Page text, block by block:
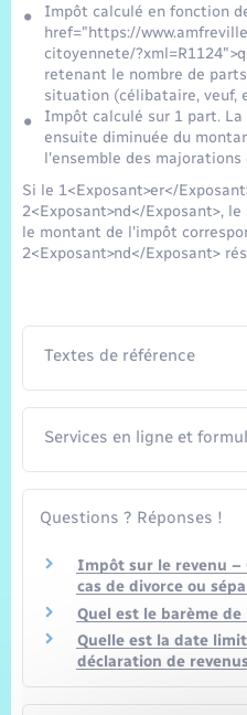
Impôt calculé en fonction
href="https://
citoyennete/
retenant le nombre de
situation (célibataire, veuf,
Impôt calculé sur 1 part.
ensuite diminuée du
l'ensemble des
Si le 1<Exposant>er</
2<Exposant>nd</Exposant>,
le montant de l'impôt
2<Exposant>nd</Exposant>
Textes de référence
Services en ligne et
Questions ? Réponses !
Impôt sur le revenu
cas de divorce ou
Quel est le barème
Quelle est la date
déclaration de